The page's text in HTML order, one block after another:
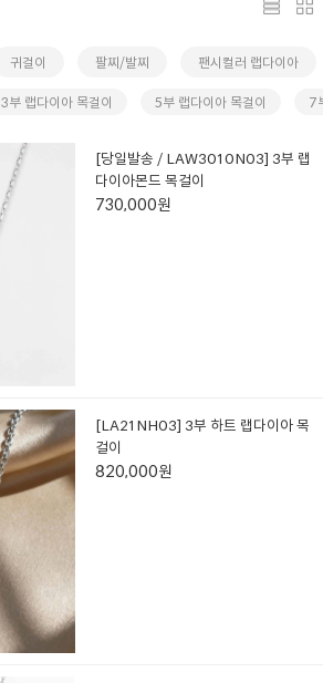
귀걸이 팔찌/발찌 팬시컬러 랩다이아
3부 랩다이아 목걸이 5부 랩다이아 목걸이 7
[당일발송 / LAW3010N03] 3부 랩
다이아몬드 목걸이
730,000원
[LA21NH03] 3부 하트 랩다이아 목
걸이
820,000원